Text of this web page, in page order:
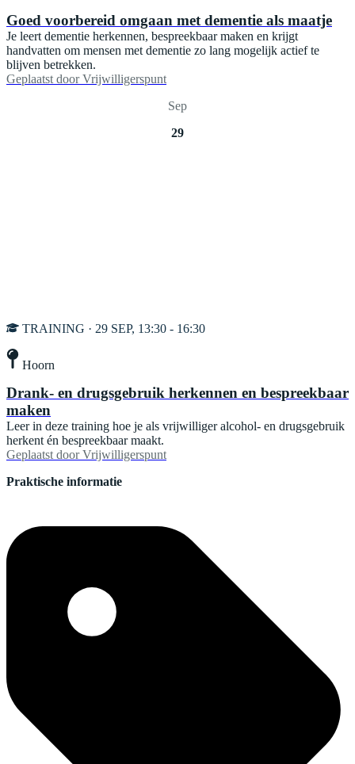
Goed voorbereid omgaan met dementie als maatje
Je leert dementie herkennen, bespreekbaar maken en krijgt
handvatten om mensen met dementie zo lang mogelijk actief te
blijven betrekken.
Geplaatst door Vrijwilligerspunt
Sep
29
TRAINING · 29 SEP, 13:30 - 16:30
Hoorn
Drank- en drugsgebruik herkennen en bespreekbaar
maken
Leer in deze training hoe je als vrijwilliger alcohol- en drugsgebruik
herkent én bespreekbaar maakt.
Geplaatst door Vrijwilligerspunt
Praktische informatie